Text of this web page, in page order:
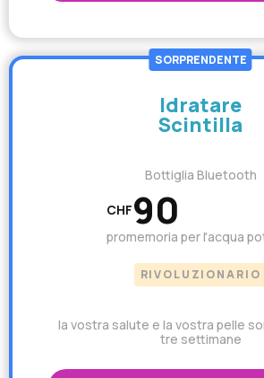
SORPRENDENTE
Idratare
Scintilla
Bottiglia Bluetooth
CHF90
promemoria per l'acqua
RIVOLUZIONARIO
la vostra salute e la vostra pelle
tre settimane